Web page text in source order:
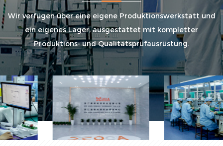
Wir verfügen über eine eigene Produktionswerkstatt und
ein eigenes Lager, ausgestattet mit kompletter
Produktions- und Qualitätsprüfausrüstung.
Fabrikhalle Produktionslinie